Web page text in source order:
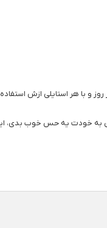
هر روز و با هر استایلی ازش
به خودت یه حس خوب بدی،